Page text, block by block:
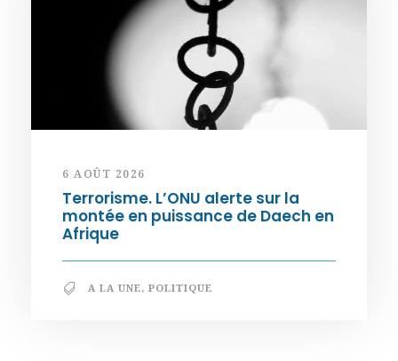
6 AOÛT 2026
Terrorisme. L’ONU alerte sur la
montée en puissance de Daech en
Afrique
A LA UNE, POLITIQUE